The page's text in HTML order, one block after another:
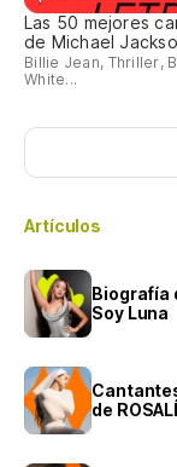
Las 50 mejores
de Michael
Billie Jean, Thriller,
White...
Artículos
Biografía
Soy Luna
de